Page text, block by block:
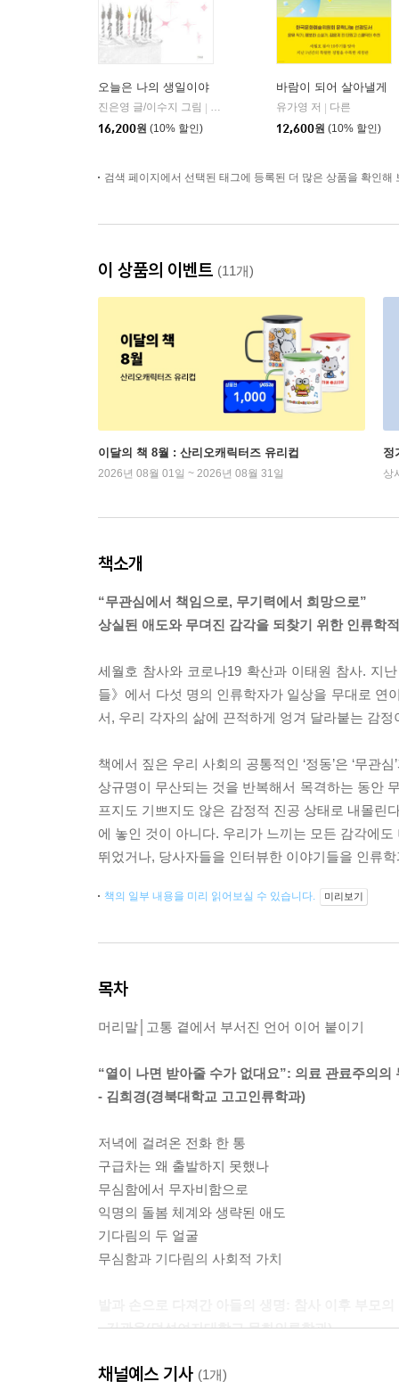
오늘은 나의 생일이야
진은영 글/이수지 그림
초록귤(우리학교)
16,200원 (10% 할인)
바람이 되어 살아낼게
유가영 저
다른
12,600원 (10% 할인)
검색 페이지에서 선택된 태그에 등록된 더 많은 상품을 확인해
이 상품의 이벤트 (11개)
이달의 책 8월 : 산리오캐릭터즈 유리컵
2026년 08월 01일 ~ 2026년 08월 31일
정
상
책소개
“무관심에서 책임으로, 무기력에서 희망으로”
상실된 애도와 무뎌진 감각을 되찾기 위한 인류학
세월호 참사와 코로나19 확산과 이태원 참사. 지
들》에서 다섯 명의 인류학자가 일상을 무대로 연
서, 우리 각자의 삶에 끈적하게 엉겨 달라붙는 감정
책에서 짚은 우리 사회의 공통적인 ‘정동’은 ‘무관
상규명이 무산되는 것을 반복해서 목격하는 동안
프지도 기쁘지도 않은 감정적 진공 상태로 내몰린
에 놓인 것이 아니다. 우리가 느끼는 모든 감각에
뛰었거나, 당사자들을 인터뷰한 이야기들을 인류
책의 일부 내용을 미리 읽어보실 수 있습니다. 미리보기
목차
머리말│고통 곁에서 부서진 언어 이어 붙이기
“열이 나면 받아줄 수가 없대요”: 의료 관료주의의
- 김희경(경북대학교 고고인류학과)
저녁에 걸려온 전화 한 통
구급차는 왜 출발하지 못했나
무심함에서 무자비함으로
익명의 돌봄 체계와 생략된 애도
기다림의 두 얼굴
무심함과 기다림의 사회적 가치
- 김관욱(덕성여자대학교 문화인류학과)
참사로 불리지 못한 일상적 참사
채널예스 기사 (1개)